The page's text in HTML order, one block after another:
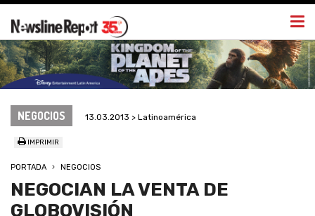
NEGOCIOS 13.03.2013 > Latinoamérica
IMPRIMIR
PORTADA NEGOCIOS
NEGOCIAN LA VENTA DE
GLOBOVISIÓN